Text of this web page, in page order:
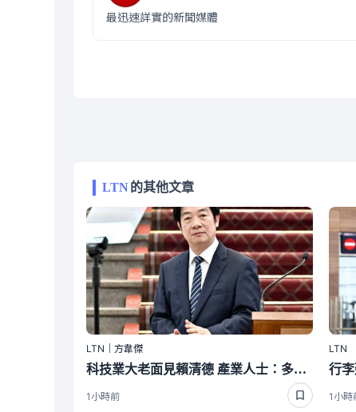
最迅速詳實的新聞媒體
LTN的其他文章
LTN｜方韋傑
科技業大老面見賴清德 產業人士：多溝通是好事
1小時前
LTN
1小時